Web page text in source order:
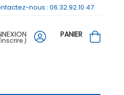
)
PANIER
nous : 06.32.92.10.47